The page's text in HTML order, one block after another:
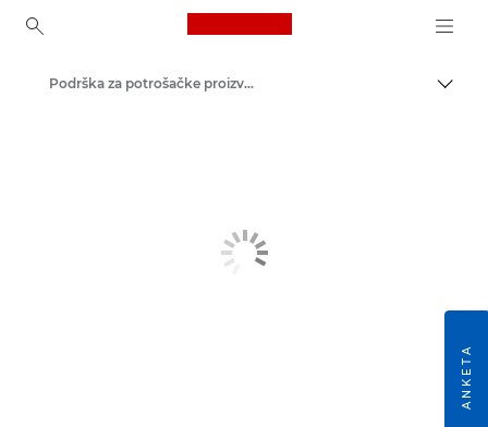
Canon Logo, back to
Podrška za potrošačke proizvode
ANKETA